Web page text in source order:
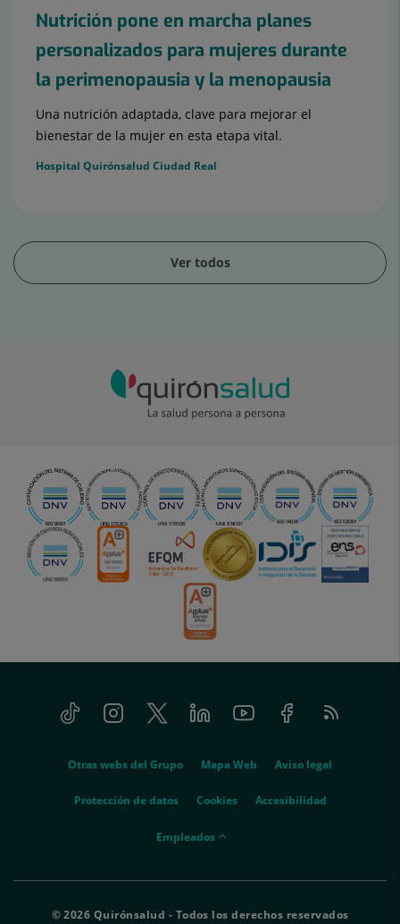
Nutrición pone en marcha planes
personalizados para mujeres durante
la perimenopausia y la menopausia
Una nutrición adaptada, clave para mejorar el
bienestar de la mujer en esta etapa vital.
Hospital Quirónsalud Ciudad Real
Ver todos
Tiktok InstagramTwitter LinkedinYoutube FacebookFeed
RSS
Otras webs del Grupo Mapa Web Aviso legal
Protección de datos Cookies Accesibilidad
empleados
Empleados
© 2026 Quirónsalud - Todos los derechos reservados